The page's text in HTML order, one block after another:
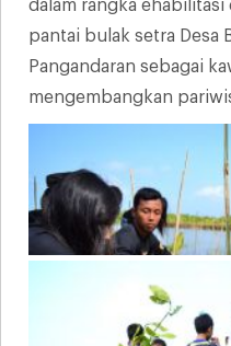
dalam rangka ehabilitasi
pantai bulak setra Desa
Pangandaran sebagai
mengembangkan